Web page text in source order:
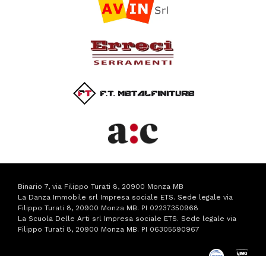
Binario 7, via Filippo Turati 8, 20900 Monza MB
La Danza Immobile srl Impresa sociale ETS. Sede legale via
Filippo Turati 8, 20900 Monza MB. PI 02237350968
La Scuola Delle Arti srl Impresa sociale ETS. Sede legale via
Filippo Turati 8, 20900 Monza MB. PI 06305590967